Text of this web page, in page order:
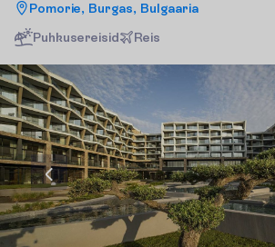
Pomorie, Burgas, Bulgaaria
Puhkusereisid
Reis